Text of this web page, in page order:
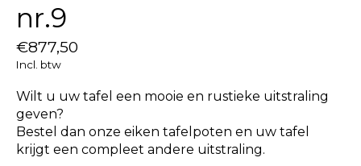
nr.9
€877,50
Incl. btw
Wilt u uw tafel een mooie en rustieke uitstraling
geven?
Bestel dan onze eiken tafelpoten en uw tafel
krijgt een compleet andere uitstraling.